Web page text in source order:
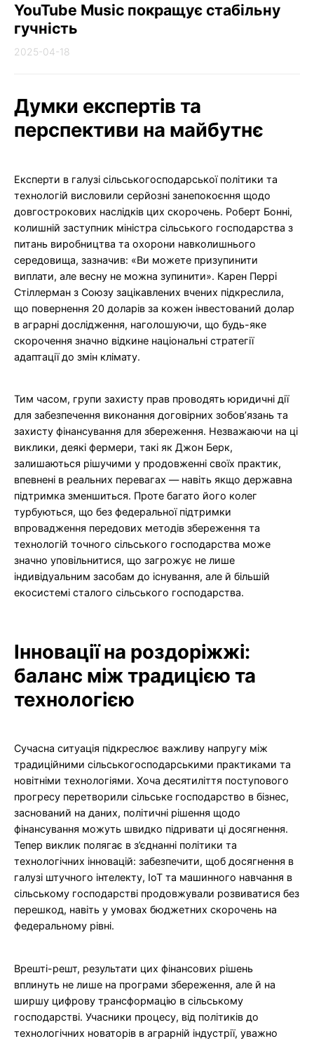
YouTube Music покращує стабільну
гучність
2025-04-18
Думки експертів та
перспективи на майбутнє
Експерти в галузі сільськогосподарської політики та
технологій висловили серйозні занепокоєння щодо
довгострокових наслідків цих скорочень. Роберт Бонні,
колишній заступник міністра сільського господарства з
питань виробництва та охорони навколишнього
середовища, зазначив: «Ви можете призупинити
виплати, але весну не можна зупинити». Карен Перрі
Стіллерман з Союзу зацікавлених вчених підкреслила,
що повернення 20 доларів за кожен інвестований долар
в аграрні дослідження, наголошуючи, що будь-яке
скорочення значно відкине національні стратегії
адаптації до змін клімату.
Тим часом, групи захисту прав проводять юридичні дії
для забезпечення виконання договірних зобов’язань та
захисту фінансування для збереження. Незважаючи на ці
виклики, деякі фермери, такі як Джон Берк,
залишаються рішучими у продовженні своїх практик,
впевнені в реальних перевагах — навіть якщо державна
підтримка зменшиться. Проте багато його колег
турбуються, що без федеральної підтримки
впровадження передових методів збереження та
технологій точного сільського господарства може
значно уповільнитися, що загрожує не лише
індивідуальним засобам до існування, але й більшій
екосистемі сталого сільського господарства.
Інновації на роздоріжжі:
баланс між традицією та
технологією
Сучасна ситуація підкреслює важливу напругу між
традиційними сільськогосподарськими практиками та
новітніми технологіями. Хоча десятиліття поступового
прогресу перетворили сільське господарство в бізнес,
заснований на даних, політичні рішення щодо
фінансування можуть швидко підривати ці досягнення.
Тепер виклик полягає в з’єднанні політики та
технологічних інновацій: забезпечити, щоб досягнення в
галузі штучного інтелекту, IoT та машинного навчання в
сільському господарстві продовжували розвиватися без
перешкод, навіть у умовах бюджетних скорочень на
федеральному рівні.
Врешті-решт, результати цих фінансових рішень
вплинуть не лише на програми збереження, але й на
ширшу цифрову трансформацію в сільському
господарстві. Учасники процесу, від політиків до
технологічних новаторів в аграрній індустрії, уважно